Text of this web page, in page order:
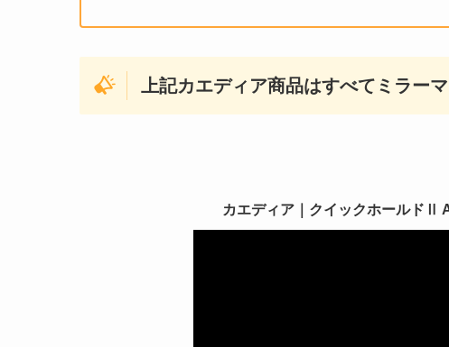
上記カエディア商品はすべてミラー
カエディア｜クイックホールドⅡ